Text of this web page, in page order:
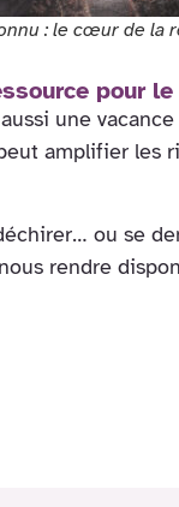
: le cœur de la
pour
une
amplifier les
ou se
rendre